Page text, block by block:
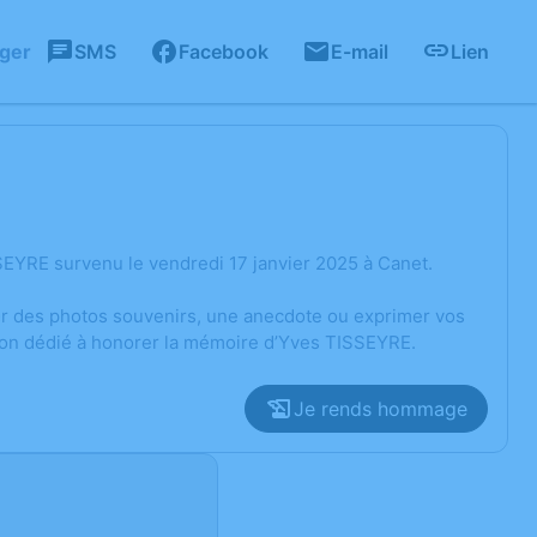
SMS Facebook E-mail Lien
survenu le vendredi 17 janvier 2025 à Canet.
photos souvenirs, une anecdote ou exprimer vos
à honorer la mémoire d’Yves TISSEYRE.
Je rends hommage